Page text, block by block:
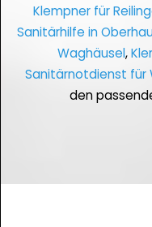
Klempner für
Sanitärhilfe in
Waghäusel,
Sanitärnotdienst für
den